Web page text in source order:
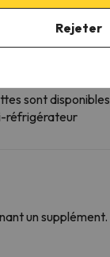
sont disponibles
réfrigérateur
un supplément.
Rejeter